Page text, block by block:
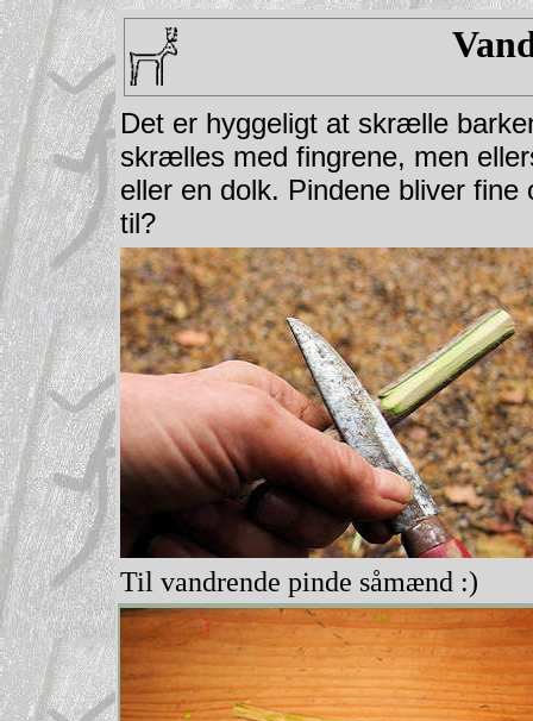
Det er hyggeligt at skrælle
skrælles med fingrene, men
eller en dolk. Pindene bliver
til?
Til vandrende pinde såmænd :)